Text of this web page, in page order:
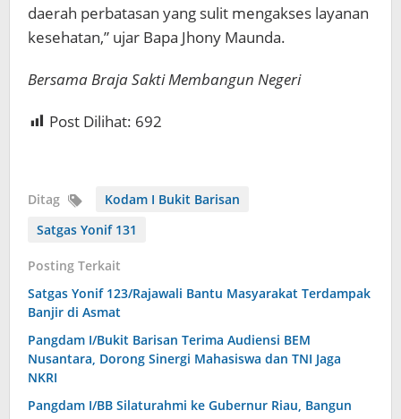
daerah perbatasan yang sulit mengakses layanan
kesehatan,” ujar Bapa Jhony Maunda.
Bersama Braja Sakti Membangun Negeri
Post Dilihat: 692
Ditag
Kodam I Bukit Barisan
Satgas Yonif 131
Posting Terkait
Satgas Yonif 123/Rajawali Bantu Masyarakat Terdampak
Banjir di Asmat
Pangdam I/Bukit Barisan Terima Audiensi BEM
Nusantara, Dorong Sinergi Mahasiswa dan TNI Jaga
NKRI
Pangdam I/BB Silaturahmi ke Gubernur Riau, Bangun